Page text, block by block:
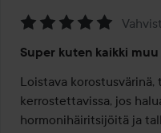
5
/
5
Super kuten kaikki
Loistava
kerrostettavissa, jos
hormonihäiritsijöitä ja